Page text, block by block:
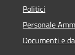
Politici
Personale
Documenti e